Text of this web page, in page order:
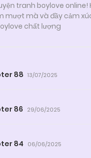
tranh boylove
mượt mà và đầy cảm
chất lượng
88 13/07/2025
86 29/06/2025
84 06/06/2025